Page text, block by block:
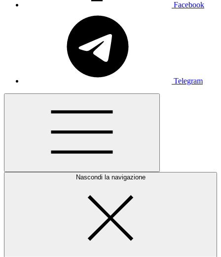
Facebook
Telegram
Nascondi la navigazione